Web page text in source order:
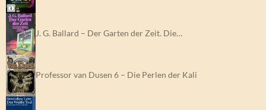
J. G. Ballard – Der Garten der Zeit. Die…
Professor van Dusen 6 – Die Perlen der Kali